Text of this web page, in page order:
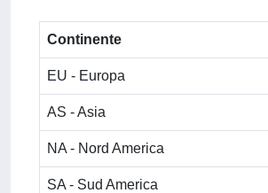
Continente
EU - Europa
AS - Asia
NA - Nord America
SA - Sud America